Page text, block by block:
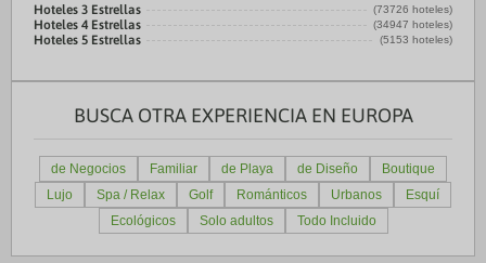
Hoteles 3 Estrellas (73726 hoteles)
Hoteles 4 Estrellas (34947 hoteles)
Hoteles 5 Estrellas (5153 hoteles)
BUSCA OTRA EXPERIENCIA EN EUROPA
de Negocios Familiar de Playa de Diseño
Boutique
Lujo
Spa / Relax Golf Románticos Urbanos
Esquí
Ecológicos
Solo adultos Todo Incluido